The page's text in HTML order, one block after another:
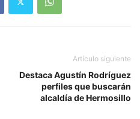
Artículo siguiente
Destaca Agustín Rodríguez
perfiles que buscarán
alcaldía de Hermosillo